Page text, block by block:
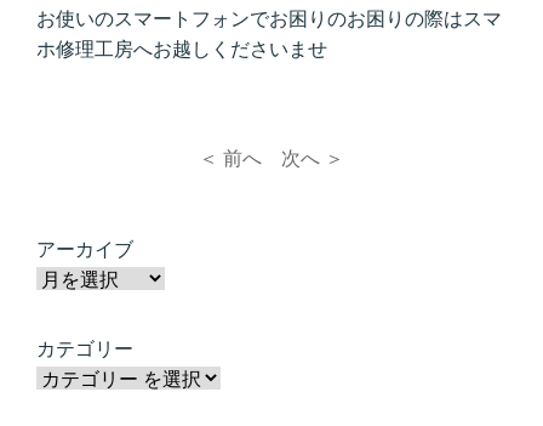
お使いのスマートフォンでお困りのお困りの際はスマ
ホ修理工房へお越しくださいませ
＜ 前へ 次へ ＞
アーカイブ
カテゴリー